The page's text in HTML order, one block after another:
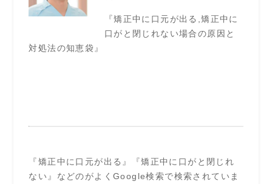
『矯正中に口元が出る,矯正中に
口がと閉じれない場合の原因と
対処法の知恵袋』
『矯正中に口元が出る』『矯正中に口がと閉じれ
ない』などのがよくGoogle検索で検索されていま